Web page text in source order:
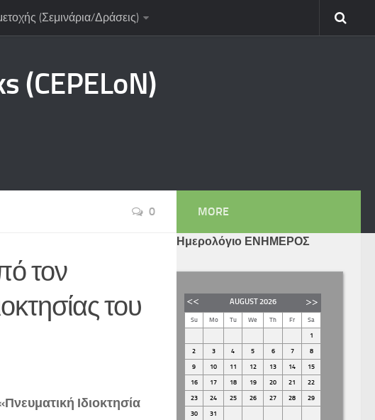
(Σεμινάρια/Δράσεις)
(CEPELoN)
0
τον
του
Ιδιοκτησία
MORE
Ημερολόγιο ΕΝΗΜΕΡΟΣ
AUGUST2026
Su Mo Tu We Th Fr Sa
1
2 3 4 5 6 7 8
9 10 11 12 13 14 15
16 17 18 19 20 21 22
23 24 25 26 27 28 29
30 31